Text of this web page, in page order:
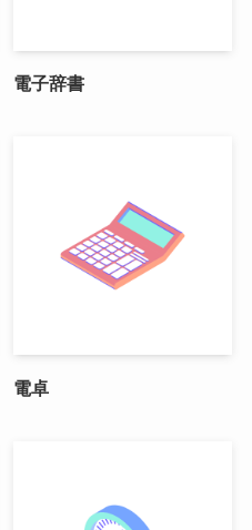
電子辞書
電卓